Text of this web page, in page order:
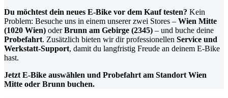
Du möchtest dein neues E-Bike vor dem Kauf testen? Kein
Problem: Besuche uns in einem unserer zwei Stores – Wien Mitte
(1020 Wien) oderBrunn am Gebirge (2345) – und buche deine
Probefahrt. Zusätzlich bieten wir dir professionellen Service und
Werkstatt-Support, damit du langfristig Freude an deinem E-Bike
hast.
Jetzt E-Bike auswählen und Probefahrt am Standort Wien
Mitte oder Brunn buchen.